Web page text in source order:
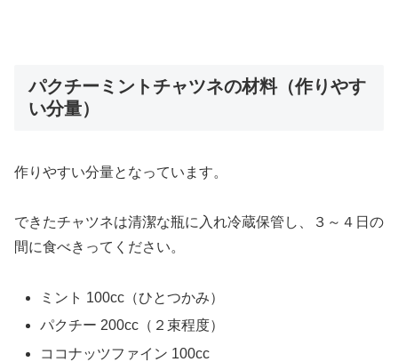
パクチーミントチャツネの材料（作りやす
い分量）
作りやすい分量となっています。
できたチャツネは清潔な瓶に入れ冷蔵保管し、３～４日の
間に食べきってください。
ミント 100cc（ひとつかみ）
パクチー 200cc（２束程度）
ココナッツファイン 100cc